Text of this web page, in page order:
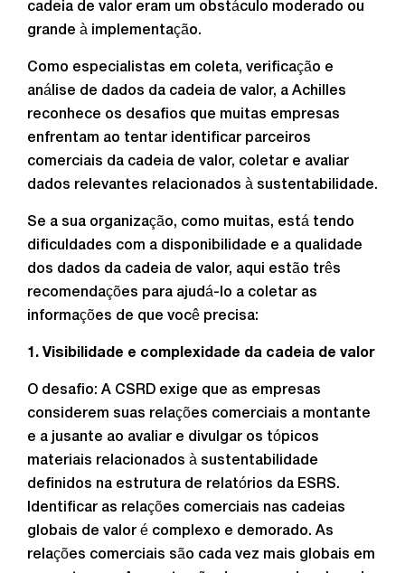
cadeia de valor eram um obstáculo moderado ou
grande à implementação.
Como especialistas em coleta, verificação e
análise de dados da cadeia de valor, a Achilles
reconhece os desafios que muitas empresas
enfrentam ao tentar identificar parceiros
comerciais da cadeia de valor, coletar e avaliar
dados relevantes relacionados à sustentabilidade.
Se a sua organização, como muitas, está tendo
dificuldades com a disponibilidade e a qualidade
dos dados da cadeia de valor, aqui estão três
recomendações para ajudá-lo a coletar as
informações de que você precisa:
1. Visibilidade e complexidade da cadeia de valor
O desafio: A CSRD exige que as empresas
considerem suas relações comerciais a montante
e a jusante ao avaliar e divulgar os tópicos
materiais relacionados à sustentabilidade
definidos na estrutura de relatórios da ESRS.
Identificar as relações comerciais nas cadeias
globais de valor é complexo e demorado. As
relações comerciais são cada vez mais globais em